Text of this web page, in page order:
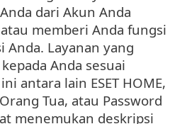
dari Akun Anda
memberi Anda fungsi
Anda. Layanan yang
Anda sesuai
antara lain ESET HOME,
Tua, atau Password
menemukan deskripsi